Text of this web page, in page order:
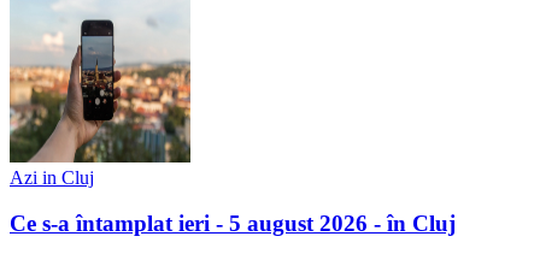
Azi in Cluj
Ce s-a întamplat ieri - 5 august 2026 - în Cluj